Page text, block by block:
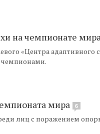
на чемпионате мира
«Центра адаптивного
чемпионами.
мира 6
лиц с поражением